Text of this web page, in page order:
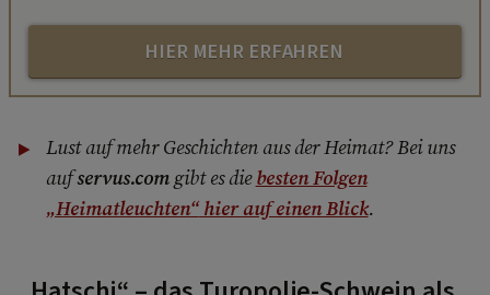
HIER MEHR ERFAHREN
Lust auf mehr Geschichten aus der Heimat? Bei uns
aufservus.comgibt es diebesten Folgen
„Heimatleuchten“hier auf einen Blick.